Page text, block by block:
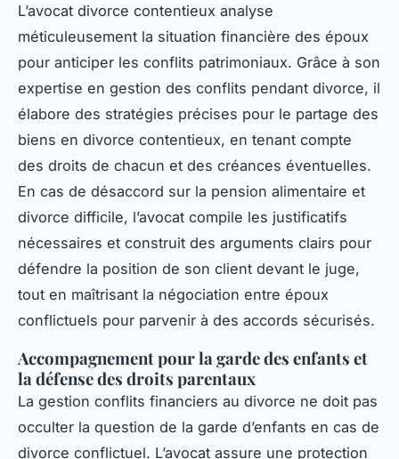
L’avocat divorce contentieux analyse
méticuleusement la situation financière des époux
pour anticiper les conflits patrimoniaux. Grâce à son
expertise en gestion des conflits pendant divorce, il
élabore des stratégies précises pour le partage des
biens en divorce contentieux, en tenant compte
des droits de chacun et des créances éventuelles.
En cas de désaccord sur la pension alimentaire et
divorce difficile, l’avocat compile les justificatifs
nécessaires et construit des arguments clairs pour
défendre la position de son client devant le juge,
tout en maîtrisant la négociation entre époux
conflictuels pour parvenir à des accords sécurisés.
Accompagnement pour la garde des enfants et
la défense des droits parentaux
La gestion conflits financiers au divorce ne doit pas
occulter la question de la garde d’enfants en cas de
divorce conflictuel. L’avocat assure une protection